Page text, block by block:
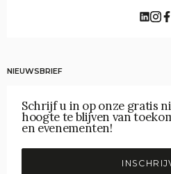
NIEUWSBRIEF
Schrijf u in op onze gratis
hoogte te blijven van
en evenementen!